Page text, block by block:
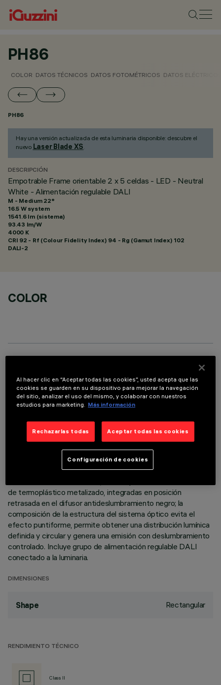
PH86
COLOR DATOS TÉCNICOS DATOS FOTOMÉTRICOS DATOS
PH86
Hay una versión actualizada de esta luminaria disponible: descubre el
nuevo Laser Blade XS.
DESCRIPCIÓN
Empotrable Frame orientable 2 x 5 celdas - LED - Neutral
White - Alimentación regulable DALI
M - Medium 22°
16.5 W system
1541.6 lm (sistema)
93.43 lm/W
4000 K
CRI 92 - Rf (Colour Fidelity Index) 94 - Rg (Gamut Index) 102
DALI-2
COLOR
ÚLTIMA ACTUALIZACIÓN: 07/08/2026
DESCRIPCIÓN
Luminaria rectangular empotrable con lámpara led. Cuerpo
de tope. Los dos elementos lineales de 5 celdas luminosas,
en aluminio fundido a presión y con direccionamiento
independiente, permiten direccionar la emisión con posibilidad
de termoplástico metalizado, integradas en posición
retrasada en el difusor antideslumbramiento negro; la
composición de la estructura del sistema óptico evita el
efecto puntiforme, permite obtener una distribución lumínica
definida y circular y genera una emisión con deslumbramiento
controlado. Incluye grupo de alimentación regulable DALI
conectado a la luminaria.
DIMENSIONES
Shape Rectangular
RENDIMIENTO TÉCNICO
Class II
Al hacer clic en “Aceptar todas las cookies”, usted acepta que las
cookies se guarden en su dispositivo para mejorar la navegación
del sitio, analizar el uso del mismo, y colaborar con nuestros
estudios para marketing. Más información
Rechazarlas todas Aceptar todas las cookies
Configuración de cookies